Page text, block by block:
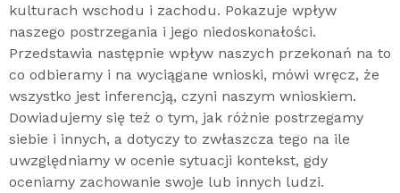
kulturach wschodu i zachodu. Pokazuje wpływ
naszego postrzegania i jego niedoskonałości.
Przedstawia następnie wpływ naszych przekonań na to
co odbieramy i na wyciągane wnioski, mówi wręcz, że
wszystko jest inferencją, czyni naszym wnioskiem.
Dowiadujemy się też o tym, jak różnie postrzegamy
siebie i innych, a dotyczy to zwłaszcza tego na ile
uwzględniamy w ocenie sytuacji kontekst, gdy
oceniamy zachowanie swoje lub innych ludzi.